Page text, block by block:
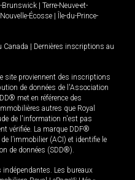
Brunswick | Terre-Neuve-et-
Nouvelle-Écosse | Île-du-Prince-
Canada | Dernières inscriptions au
site proviennent des inscriptions
de données de l'Association
met en référence des
autres que Royal
de l'information n'est pas
vérifiée. La marque DDF®
l’immobilier (ACI) et identifie le
de données (SDD®).
Les bureaux
MD